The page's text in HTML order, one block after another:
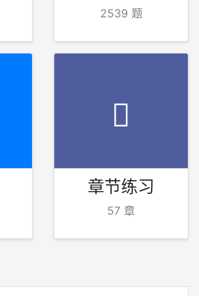
2539 题
章节练习
57 章